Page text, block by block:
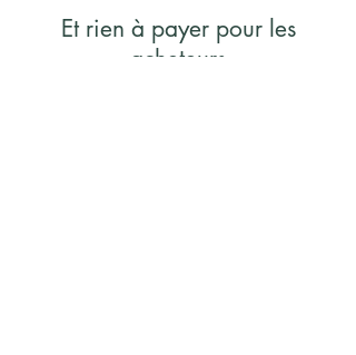
Et rien à payer pour les
acheteurs